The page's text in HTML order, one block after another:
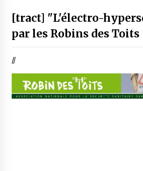
[tract] "L'électro-
par les Robins des Toits
//